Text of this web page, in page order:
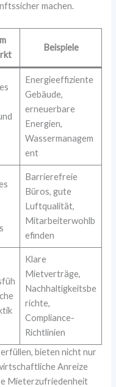
machen.
Beispiele
Energieeffiziente
Gebäude,
erneuerbare
Energien,
Wassermanagem
ent
Barrierefreie
Büros, gute
Luftqualität,
Mitarbeiterwohlb
efinden
Klare
Mietverträge,
Nachhaltigkeitsbe
richte,
Compliance-
Richtlinien
bieten nicht nur
Anreize
Mieterzufriedenheit